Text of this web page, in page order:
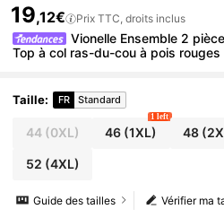
19,12€ Prix TTC, droits inclus
Vionelle Ensemble 2
Top à col ras-du-cou à pois
Taille: FR Standard
44(0XL) 46 (1XL)
1 left
48
52 (4XL)
Vérifier ma
Guide des tailles